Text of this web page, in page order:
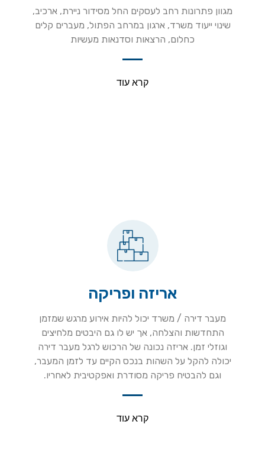
מגוון פתרונות רחב לעסקים החל מסידור ניירת, ארכיב,
שינוי ייעוד משרד, ארגון במרחב הפתול, מעברים קלים
כחלום, הרצאות וסדנאות מעשיות
קרא עוד
אריזה ופריקה
מעבר דירה / משרד יכול להיות אירוע מרגש שמזמן
התחדשות והצלחה, אך יש לו גם היבטים מלחיצים
וגוזלי זמן. אריזה נכונה של הרכוש לרגל מעבר דירה
יכולה להקל על השהות בנכס הקיים עד לזמן המעבר,
וגם להבטיח פריקה מסודרת ואפקטיבית לאחריו.
קרא עוד